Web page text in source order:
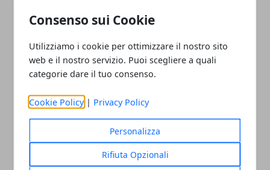
Consenso sui Cookie
Utilizziamo i cookie per ottimizzare il nostro sito
web e il nostro servizio. Puoi scegliere a quali
categorie dare il tuo consenso.
Cookie Policy | Privacy Policy
Personalizza
Rifiuta Opzionali